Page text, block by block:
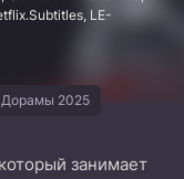
LE-
Дорамы 2025
занимает